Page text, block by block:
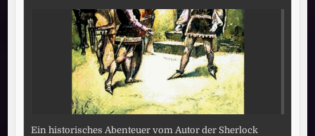
Ein historisches Abenteuer vom Autor der Sherlock